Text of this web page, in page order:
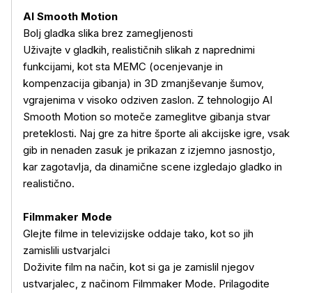
AI Smooth Motion
Bolj gladka slika brez zamegljenosti
Uživajte v gladkih, realističnih slikah z naprednimi
funkcijami, kot sta MEMC (ocenjevanje in
kompenzacija gibanja) in 3D zmanjševanje šumov,
vgrajenima v visoko odziven zaslon. Z tehnologijo AI
Smooth Motion so moteče zameglitve gibanja stvar
preteklosti. Naj gre za hitre športe ali akcijske igre, vsak
gib in nenaden zasuk je prikazan z izjemno jasnostjo,
kar zagotavlja, da dinamične scene izgledajo gladko in
realistično.
Filmmaker Mode
Glejte filme in televizijske oddaje tako, kot so jih
zamislili ustvarjalci
Doživite film na način, kot si ga je zamislil njegov
ustvarjalec, z načinom Filmmaker Mode. Prilagodite